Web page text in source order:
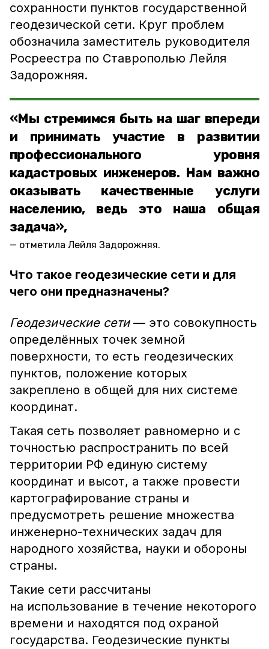
сохранности пунктов государственной
геодезической сети. Круг проблем
обозначила заместитель руководителя
Росреестра по Ставрополью Лейля
Задорожняя.
«Мы стремимся быть на шаг впереди
и принимать участие в развитии
профессионального уровня
кадастровых инженеров. Нам важно
оказывать качественные услуги
населению, ведь это наша общая
задача»,
отметила Лейля Задорожняя.
Что такое геодезические сети и для
чего они предназначены?
Геодезические сети— это совокупность
определённых точек земной
поверхности, то есть геодезических
пунктов, положение которых
закреплено в общей для них системе
координат.
Такая сеть позволяет равномерно и с
точностью распространить по всей
территории РФ единую систему
координат и высот, а также провести
картографирование страны и
предусмотреть решение множества
инженерно-технических задач для
народного хозяйства, науки и обороны
страны.
Такие сети рассчитаны
на использование в течение некоторого
времени и находятся под охраной
государства. Геодезические пункты